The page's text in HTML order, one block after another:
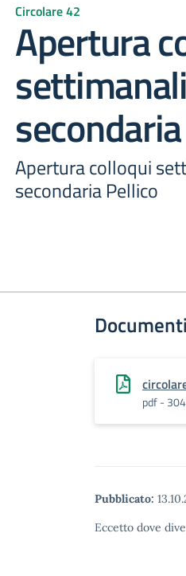
Circolare 42
Apertura
Apertura colloqui
secondaria Pellico
Documenti
pdf -
Pubblicato:
Eccetto dove